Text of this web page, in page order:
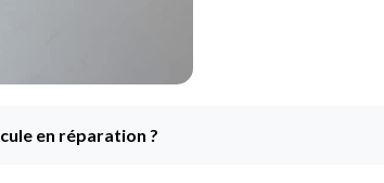
en réparation ?